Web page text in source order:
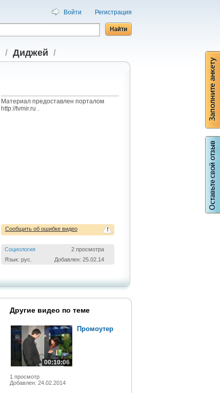
Войти Регистрация
/ Диджей /
Материал предоставлен порталом
http://tvmir.ru .
!
Сообщить об ошибке видео
Социология
2 просмотра
Язык: рус.
Добавлен: 25.02.14
Другие видео по теме
00:10:06
1 просмотр
Добавлен: 24.02.2014
Промоутер